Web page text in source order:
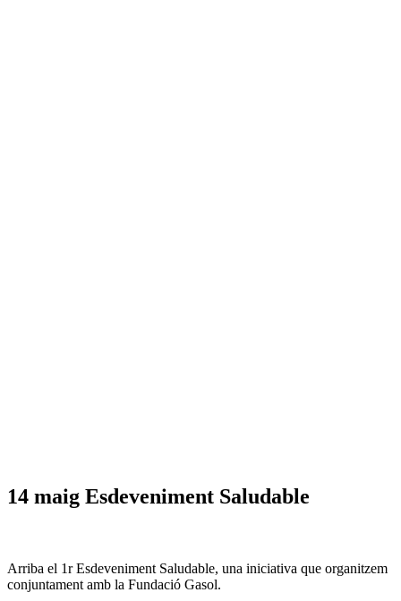
14 maig Esdeveniment Saludable
Arriba el 1r Esdeveniment Saludable, una iniciativa que organitzem
conjuntament amb la Fundació Gasol.